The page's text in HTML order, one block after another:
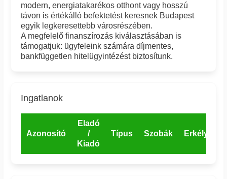
modern, energiatakarékos otthont vagy hosszú
távon is értékálló befektetést keresnek Budapest
egyik legkeresettebb városrészében.
A megfelelő finanszírozás kiválasztásában is
támogatjuk: ügyfeleink számára díjmentes,
bankfüggetlen hitelügyintézést biztosítunk.
Ingatlanok
Azonosító
Eladó
/
Kiadó
Típus Szobák Erkély